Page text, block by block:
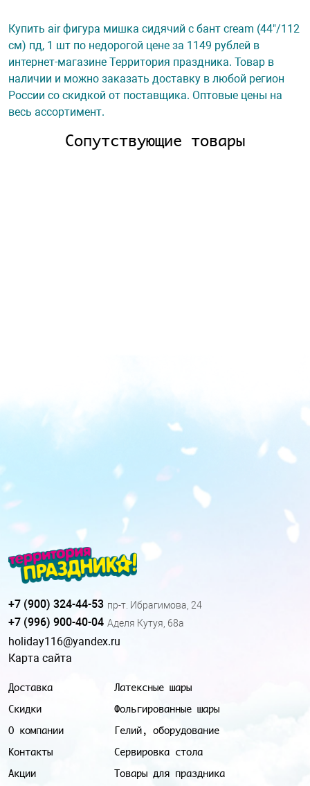
Купить air фигура мишка сидячий с бант cream (44"/112
см) пд, 1 шт по недорогой цене за 1149 рублей в
интернет-магазине Территория праздника. Товар в
наличии и можно заказать доставку в любой регион
России со скидкой от поставщика. Оптовые цены на
весь ассортимент.
Сопутствующие товары
Доставка
Скидки
О компании
Контакты
Акции
Латексные шары
Фольгированные шары
Гелий, оборудование
Сервировка стола
Товары для праздника
+7 (900) 324-44-53 пр-т. Ибрагимова, 24
+7 (996) 900-40-04 Аделя Кутуя, 68а
holiday116@yandex.ru
Карта сайта